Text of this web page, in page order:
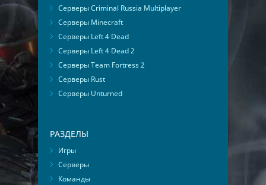
Серверы Criminal Russia Multiplayer
Серверы Minecraft
Серверы Left 4 Dead
Серверы Left 4 Dead 2
Серверы Team Fortress 2
Серверы Rust
Серверы Unturned
РАЗДЕЛЫ
Игры
Серверы
Команды